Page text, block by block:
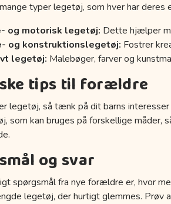
typer legetøj, som hver har deres
og motorisk legetøj: Dette hjælper
og konstruktionslegetøj: Fostrer
legetøj: Malebøger, farver og
tips til forældre
legetøj, så tænk på dit barns
som kan bruges på forskellige
og svar
spørgsmål fra nye forældre er, hvor
legetøj, der hurtigt glemmes. Prøv